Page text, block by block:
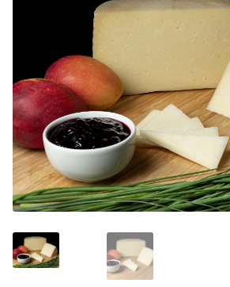
Contacto
Mi cuenta
0 productos